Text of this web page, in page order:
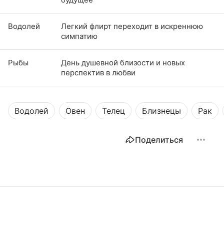
Водолей
Легкий флирт переходит в искреннюю
симпатию
Рыбы
День душевной близости и новых
перспектив в любви
Водолей Овен Телец Близнецы Рак
Поделиться